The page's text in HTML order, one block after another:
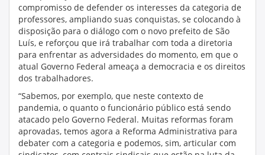
compromisso de defender os interesses da categoria de
professores, ampliando suas conquistas, se colocando à
disposição para o diálogo com o novo prefeito de São
Luís, e reforçou que irá trabalhar com toda a diretoria
para enfrentar as adversidades do momento, em que o
atual Governo Federal ameaça a democracia e os direitos
dos trabalhadores.
“Sabemos, por exemplo, que neste contexto de
pandemia, o quanto o funcionário público está sendo
atacado pelo Governo Federal. Muitas reformas foram
aprovadas, temos agora a Reforma Administrativa para
debater com a categoria e podemos, sim, articular com